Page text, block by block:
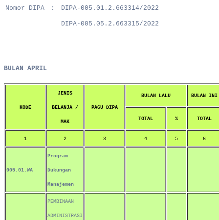
Nomor DIPA : DIPA-005.01.2.663314/2022
DIPA-005.05.2.663315/2022
BULAN APRIL
KODE
JENIS
BELANJA /
MAK
PAGU DIPA
BULAN LALU BULAN INI
TOTAL % TOTAL
1 2 3 4 5 6
005.01.WA
Program
Dukungan
Manajemen
PEMBINAAN
ADMINISTRASI